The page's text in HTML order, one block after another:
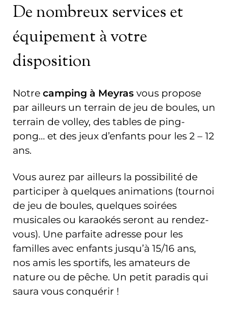
De nombreux services et
équipement à votre
disposition
Notre camping à Meyras vous propose
par ailleurs un terrain de jeu de boules, un
terrain de volley, des tables de ping-
pong… et des jeux d’enfants pour les 2 – 12
ans.
Vous aurez par ailleurs la possibilité de
participer à quelques animations (tournoi
de jeu de boules, quelques soirées
musicales ou karaokés seront au rendez-
vous). Une parfaite adresse pour les
familles avec enfants jusqu’à 15/16 ans,
nos amis les sportifs, les amateurs de
nature ou de pêche. Un petit paradis qui
saura vous conquérir !